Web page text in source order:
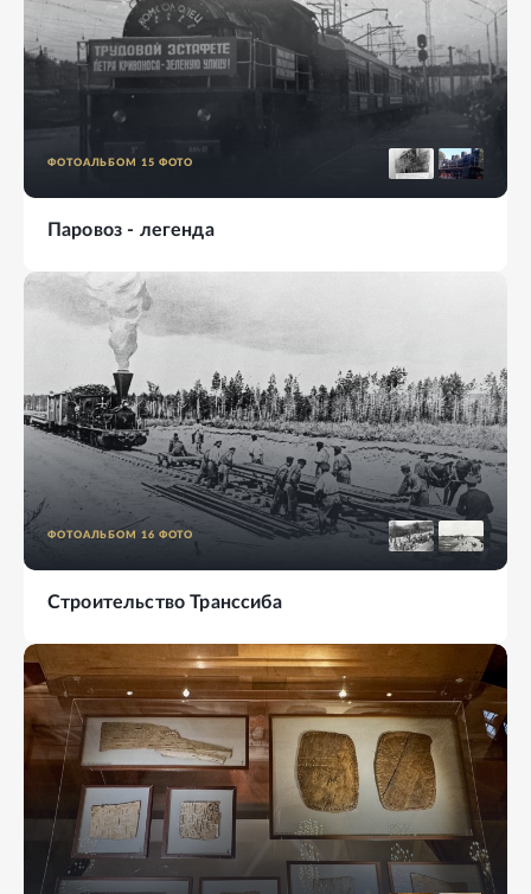
ФОТОАЛЬБОМ 15 ФОТО
Паровоз - легенда
ФОТОАЛЬБОМ 16 ФОТО
Строительство Транссиба